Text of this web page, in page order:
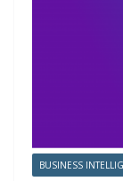
BUSINESS